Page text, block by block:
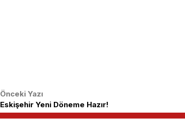
Önceki Yazı
Eskişehir Yeni Döneme Hazır!